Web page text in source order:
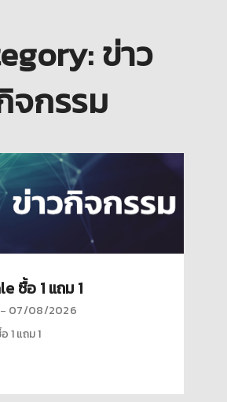
ข่าว
จกรรม
ซื้อ 1 แถม 1
07/08/2026
1 แถม 1